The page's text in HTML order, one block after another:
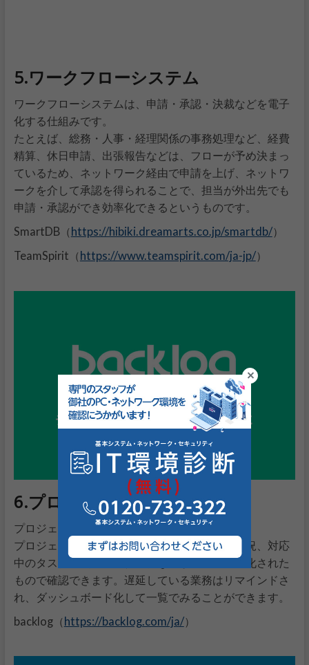
5.ワークフローシステム
ワークフローシステムは、申請・承認・決裁などを電子
化する仕組みです。
たとえば、総務・人事・経理関係の事務処理など、経費
精算、休日申請、出張報告などは、フローが予め決まっ
ているため、ネットワーク経由で申請を上げ、ネットワ
ークを介して承認を得られることで、担当が外出先でも
申請・承認ができ効率化できるというものです。
SmartDB（ https://hibiki.dreamarts.co.jp/smartdb/）
TeamSpirit（ https://www.teamspirit.com/ja-jp/）
6.プロジェクト管理ツール
プロジェクトの進捗を管理・可視化するツール。
プロジェクトに参加しているメンバーの進捗状況、対応
中のタスク、処理済みタスクなどがビジュアル化された
もので確認できます。遅延している業務はリマインドさ
れ、ダッシュボード化して一覧でみることができます。
backlog（ https://backlog.com/ja/）